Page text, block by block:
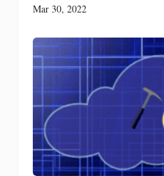
Mar 30, 2022